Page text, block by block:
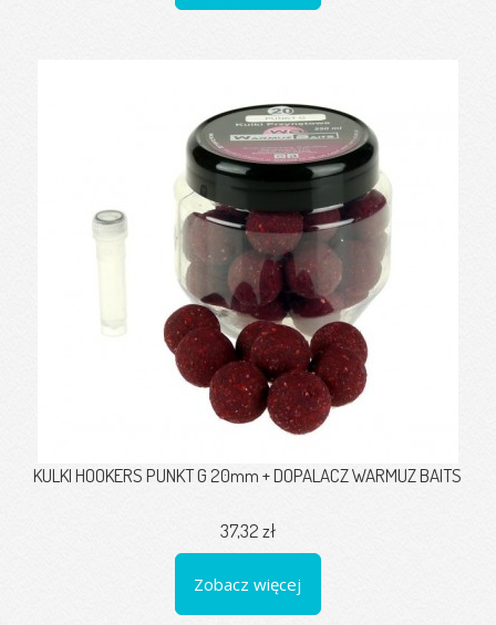
KULKI HOOKERS PUNKT G 20mm + DOPALACZ WARMUZ BAITS
37,32 zł
Zobacz więcej